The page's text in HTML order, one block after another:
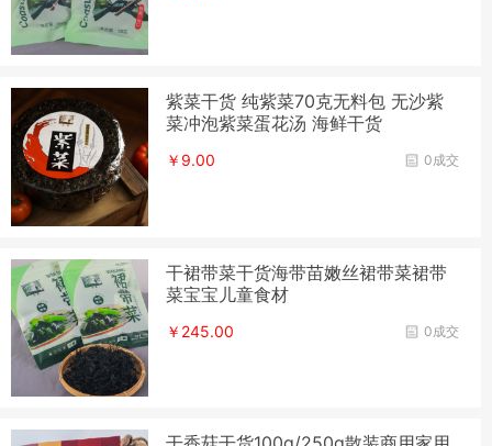
紫菜干货 纯紫菜70克无料包 无沙紫
菜冲泡紫菜蛋花汤 海鲜干货
0成交
￥9.00
干裙带菜干货海带苗嫩丝裙带菜裙带
菜宝宝儿童食材
0成交
￥245.00